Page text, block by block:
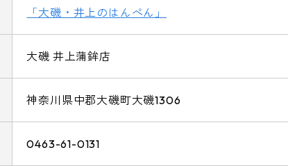
「大磯・井上のはんぺん」
大磯 井上蒲鉾店
神奈川県中郡大磯町大磯1306
0463-61-0131